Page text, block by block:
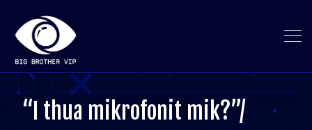
“I thua mikrofonit mik?”/